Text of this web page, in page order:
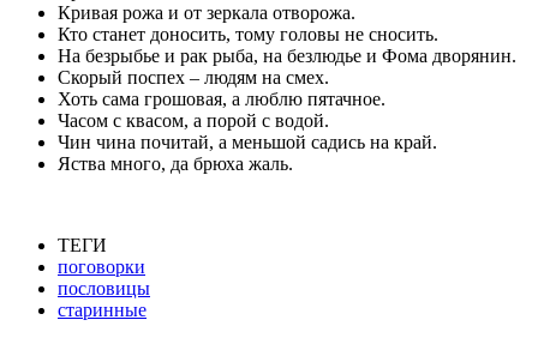
Кривая рожа и от зеркала отворожа.
Кто станет доносить, тому головы не сносить.
На безрыбье и рак рыба, на безлюдье и Фома дворянин.
Скорый поспех – людям на смех.
Хоть сама грошовая, а люблю пятачное.
Часом с квасом, а порой с водой.
Чин чина почитай, а меньшой садись на край.
Яства много, да брюха жаль.
ТЕГИ
поговорки
пословицы
старинные